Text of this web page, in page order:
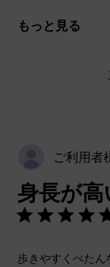
もっと見る
ご利用者
身長が
歩きやすくぺたん